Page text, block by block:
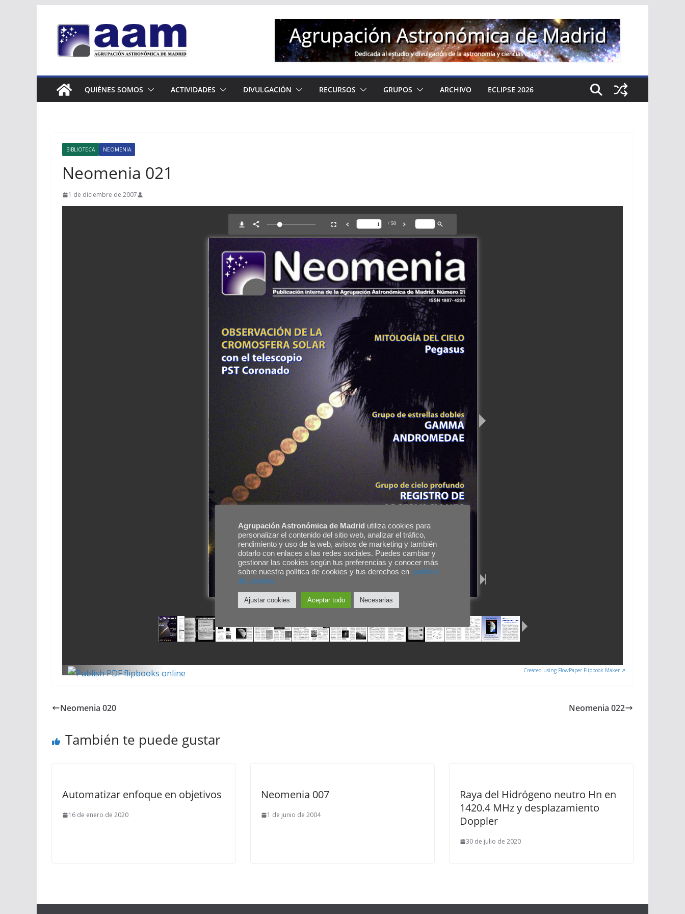
contenido
QUIÉNES SOMOS ACTIVIDADES DIVULGACIÓN RECURSOS GRUPOS ARCHIVO ECLIPSE 2026
BIBLIOTECA NEOMENIA
Neomenia 021
1 de diciembre de 2007
Created using FlowPaper Flipbook Maker ↗
Neomenia 020 Neomenia 022
También te puede gustar
Automatizar enfoque en objetivos
16 de enero de 2020
Neomenia 007
1 de junio de 2004
Raya del Hidrógeno neutro Hn en
1420.4 MHz y desplazamiento
Doppler
30 de julio de 2020
Agrupación Astronómica de Madrid utiliza cookies para
personalizar el contenido del sitio web, analizar el tráfico,
rendimiento y uso de la web, avisos de marketing y también
dotarlo con enlaces a las redes sociales. Puedes cambiar y
gestionar las cookies según tus preferencias y conocer más
sobre nuestra política de cookies y tus derechos en polítíca
de cookies.
Ajustar cookies Aceptar todo Necesarias